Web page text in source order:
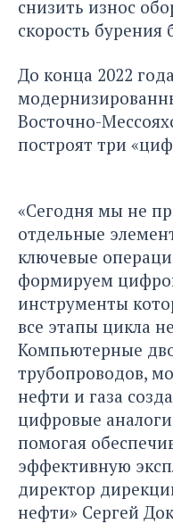
снизить износ
скорость бурения
До конца 2022
Восточно-
построят три
«Сегодня мы не
отдельные
ключевые
формируем
инструменты
все этапы цикла
Компьютерные
трубопроводов,
нефти и газа
цифровые
помогая
эффективную
директор
нефти» Сергей